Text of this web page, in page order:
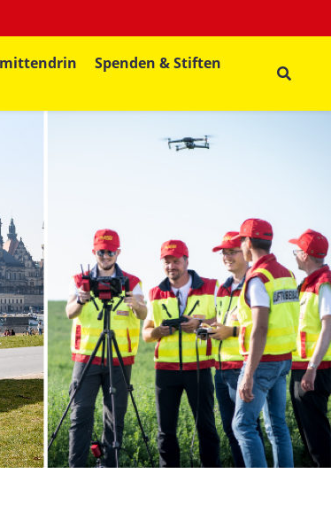
mittendrin
Spenden & Stiften